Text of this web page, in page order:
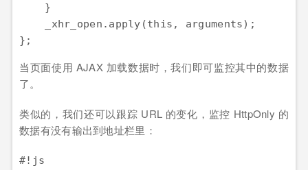
    }
    _xhr_open.apply(this, arguments);
当页面使用 AJAX 加载数据时，我们即可监控其中的数据
了。
类似的，我们还可以跟踪 URL 的变化，监控 HttpOnly 的
数据有没有输出到地址栏里：
#!js